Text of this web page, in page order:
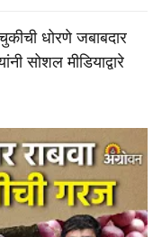
धोरणे जबाबदार
सोशल मीडियाद्वारे